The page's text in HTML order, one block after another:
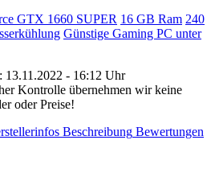
GTX 1660 SUPER 16 GB Ram 240
Günstige Gaming PC unter
13.11.2022 - 16:12 Uhr
Kontrolle übernehmen wir keine
oder Preise!
Beschreibung Bewertungen